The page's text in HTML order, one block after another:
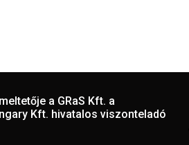
a GRaS Kft. a
Kft. hivatalos viszonteladó